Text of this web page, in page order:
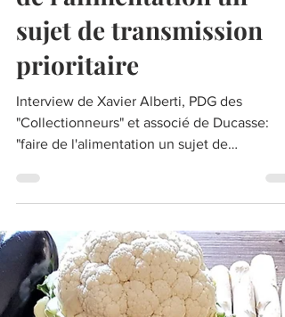
24 avr. 2021
Xavier Alberti (Les
Collectionneurs) : faire
sujet de transmission
prioritaire